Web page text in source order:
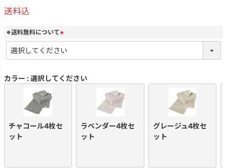
送料込
※送料無料について
(
必
須
カラー 選択してください
チャコール4枚セ
ット
ラベンダー4枚セ
ット
グレージュ4枚セ
ット